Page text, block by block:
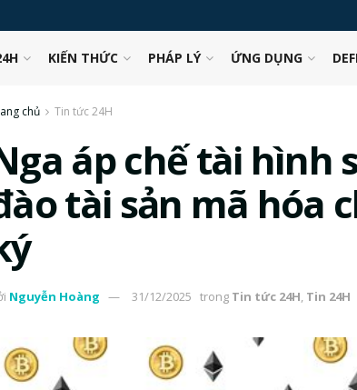
KIẾN THỨC PHÁP LÝ ỨNG DỤNG
chủ Tin tức 24H
áp chế tài hình
tài sản mã hóa
Nguyễn Hoàng 31/12/2025 trong Tin tức 24H, Tin 24H